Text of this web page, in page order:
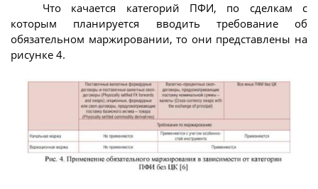
Что качается категорий ПФИ, по сделкам с
которым планируется вводить требование об
обязательном маржировании, то они представлены на
рисунке 4.